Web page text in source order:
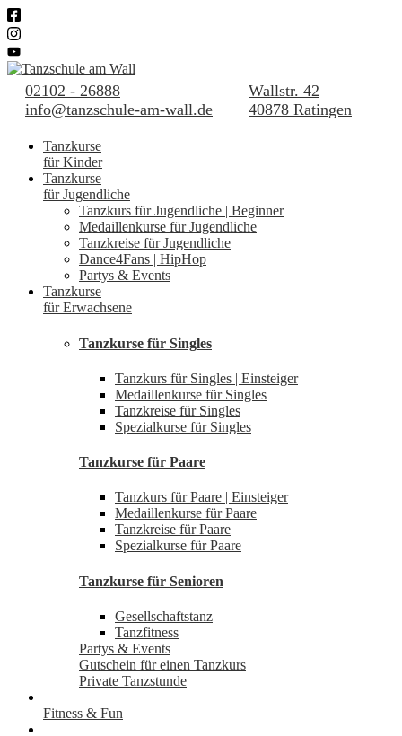
02102 - 26888
info@tanzschule-am-wall.de
Wallstr. 42
40878 Ratingen
Tanzkurse
für Kinder
Tanzkurse
für Jugendliche
Tanzkurs für Jugendliche | Beginner
Medaillenkurse für Jugendliche
Tanzkreise für Jugendliche
Dance4Fans | HipHop
Partys & Events
Tanzkurse
für Erwachsene
Tanzkurse für Singles
Tanzkurs für Singles | Einsteiger
Medaillenkurse für Singles
Tanzkreise für Singles
Spezialkurse für Singles
Tanzkurse für Paare
Tanzkurs für Paare | Einsteiger
Medaillenkurse für Paare
Tanzkreise für Paare
Spezialkurse für Paare
Tanzkurse für Senioren
Gesellschaftstanz
Tanzfitness
Partys & Events
Gutschein für einen Tanzkurs
Private Tanzstunde
Fitness & Fun